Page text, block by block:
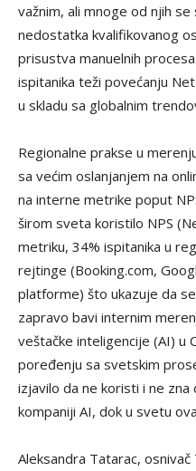
važnim, ali mnoge od njih
nedostatka kvalifikovanog
prisustva manuelnih
ispitanika teži povećanju
u skladu sa globalnim
Regionalne prakse u
sa većim oslanjanjem na
na interne metrike poput
širom sveta koristilo NPS
metriku, 34% ispitanika u
rejtinge (Booking.com,
platforme) što ukazuje da
zapravo bavi internim
veštačke inteligencije (AI) u
poređenju sa svetskim
izjavilo da ne koristi i ne zna
kompaniji AI, dok u svetu
Aleksandra Tatarac, osnivač